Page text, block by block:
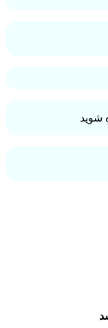
شوید